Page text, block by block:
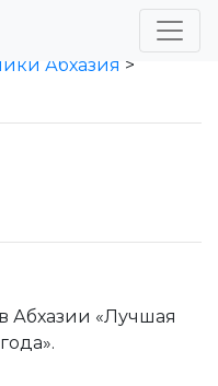
Абхазия >
Абхазии «Лучшая